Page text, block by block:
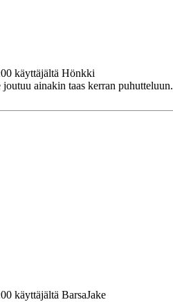
käyttäjältä Hönkki
ainakin taas kerran puhutteluun.
käyttäjältä BarsaJake